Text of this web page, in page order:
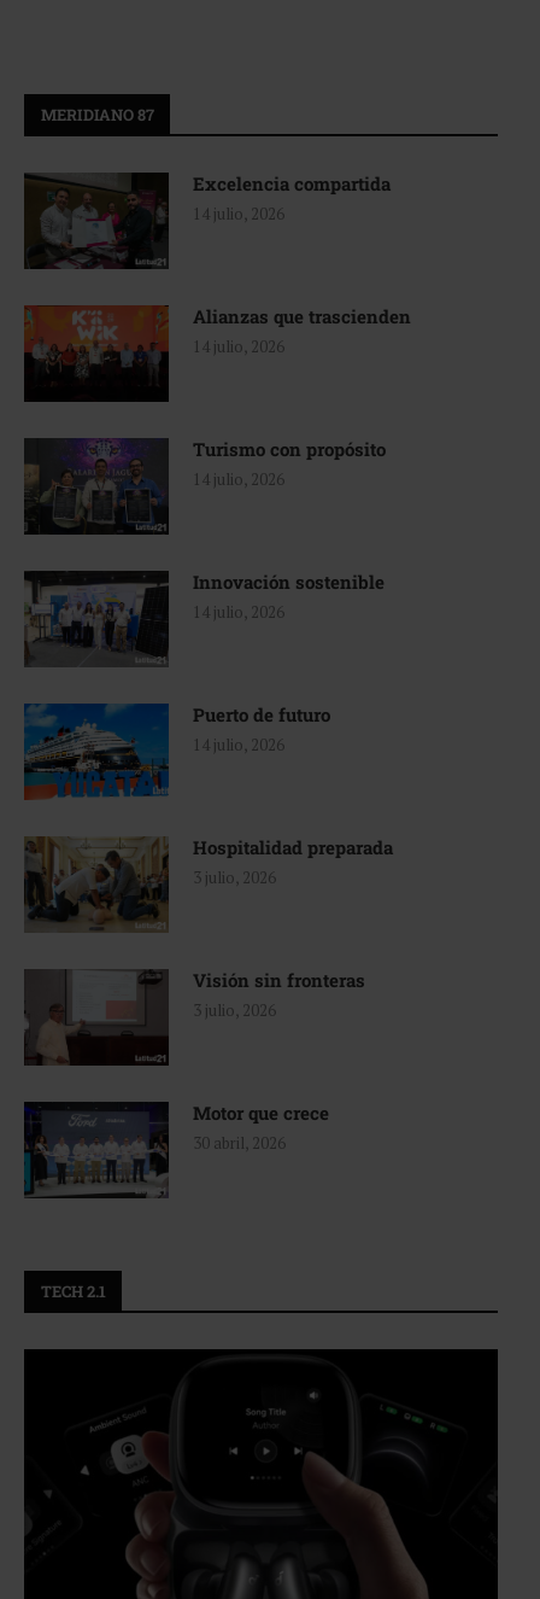
MERIDIANO 87
Excelencia compartida
14 julio, 2026
Alianzas que trascienden
14 julio, 2026
Turismo con propósito
14 julio, 2026
Innovación sostenible
14 julio, 2026
Puerto de futuro
14 julio, 2026
Hospitalidad preparada
3 julio, 2026
Visión sin fronteras
3 julio, 2026
Motor que crece
30 abril, 2026
TECH 2.1